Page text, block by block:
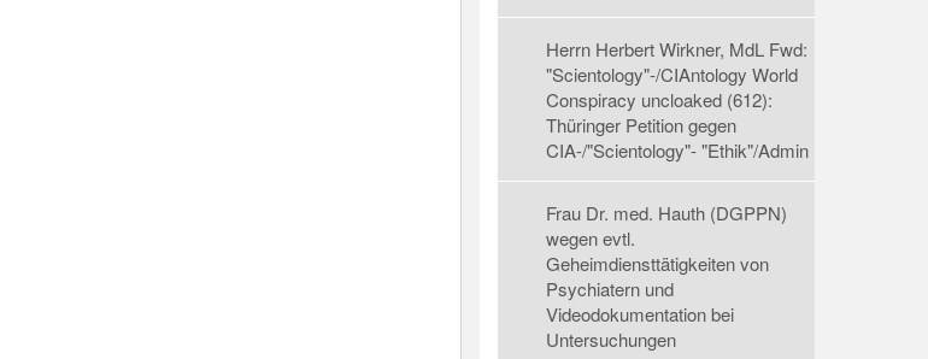
Herrn Herbert Wirkner, MdL Fwd:
"Scientology"-/CIAntology World
Conspiracy uncloaked (612):
Thüringer Petition gegen
CIA-/"Scientology"- "Ethik"/Admin
Frau Dr. med. Hauth (DGPPN)
wegen evtl.
Geheimdiensttätigkeiten von
Psychiatern und
Videodokumentation bei
Untersuchungen